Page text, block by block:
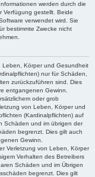
werden durch die
Verfügung gestellt. Beide
verwendet wird. Sie
bestimmte Zwecke nicht
Leben, Körper und Gesundheit
nur für Schäden,
zurückzuführen sind. Dies
entgangenen Gewinn.
oder grob
von Leben, Körper und
(Kardinalpflichten) auf
Schäden und im übrigen der
begrenzt. Dies gilt auch
Gewinn.
Verletzung von Leben, Körper
Verhalten des Betreibers
Schäden und im Übrigen
begrenzt. Dies gilt